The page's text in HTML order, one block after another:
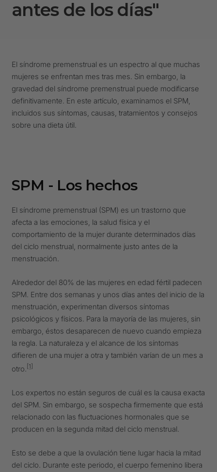
antes de los días"
El síndrome premenstrual es un espectro al que muchas
mujeres se enfrentan mes tras mes. Sin embargo, la
gravedad del síndrome premenstrual puede modificarse
definitivamente. En este artículo, examinamos el SPM,
incluidos sus síntomas, causas, tratamientos y consejos
sobre una dieta útil.
SPM - Los hechos
El síndrome premenstrual (SPM) es un trastorno que
afecta a las emociones, la salud física y el
comportamiento de la mujer durante determinados días
del ciclo menstrual, normalmente justo antes de la
menstruación.
Alrededor del 80% de las mujeres en edad fértil padecen
SPM. Entre dos semanas y unos días antes del inicio de la
menstruación, experimentan diversos síntomas
psicológicos y físicos. Para la mayoría de las mujeres, sin
embargo, éstos desaparecen de nuevo cuando empieza
la regla. La naturaleza y el alcance de los síntomas
difieren de una mujer a otra y también varían de un mes a
otro. [1]
Los expertos no están seguros de cuál es la causa exacta
del SPM. Sin embargo, se sospecha firmemente que está
relacionado con las fluctuaciones hormonales que se
producen en la segunda mitad del ciclo menstrual.
Esto se debe a que la ovulación tiene lugar hacia la mitad
del ciclo. Durante este periodo, el cuerpo femenino libera